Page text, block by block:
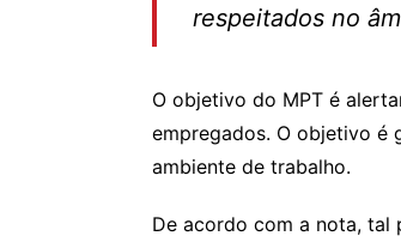
respeitados no
O objetivo do MPT é
empregados. O objetivo é
ambiente de trabalho.
De acordo com a nota,